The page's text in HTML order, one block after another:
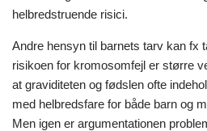
helbredstruende risici.
Andre hensyn til barnets tarv kan fx
risikoen for kromosomfejl er større
at graviditeten og fødslen ofte
med helbredsfare for både barn og
Men igen er argumentationen